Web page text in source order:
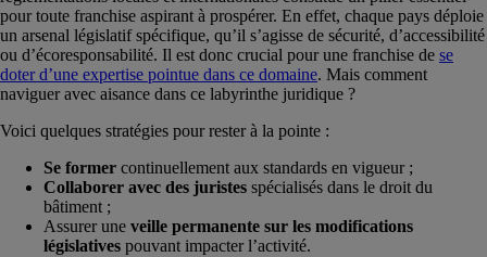
pour toute franchise aspirant à prospérer. En effet, chaque pays déploie
un arsenal législatif spécifique, qu’il s’agisse de sécurité, d’accessibilité
ou d’écoresponsabilité. Il est donc crucial pour une franchise de se
doter d’une expertise pointue dans ce domaine. Mais comment
naviguer avec aisance dans ce labyrinthe juridique ?
Voici quelques stratégies pour rester à la pointe :
Se former continuellement aux standards en vigueur ;
Collaborer avec des juristes spécialisés dans le droit du
bâtiment ;
Assurer une veille permanente sur les modifications
législatives pouvant impacter l’activité.